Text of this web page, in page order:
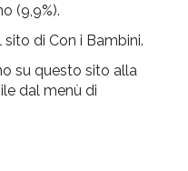
(9,9%).
sito di Con i Bambini.
su questo sito alla
dal menù di